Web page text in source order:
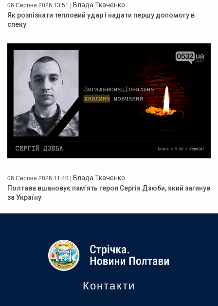
06 Серпня 2026 13:51 | Влада Ткаченко
Як розпізнати тепловий удар і надати першу допомогу в
спеку
06 Серпня 2026 11:40 | Влада Ткаченко
Полтава вшановує пам’ять героя Сергія Дзюби, який загинув
за Україну
Контакти